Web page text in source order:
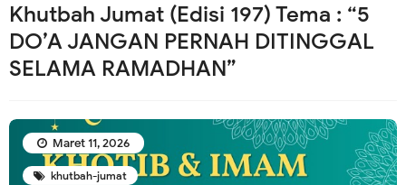
Khutbah Jumat (Edisi 197) Tema : “5
DO’A JANGAN PERNAH DITINGGAL
SELAMA RAMADHAN”
khutbah-jumat
Maret 11, 2026